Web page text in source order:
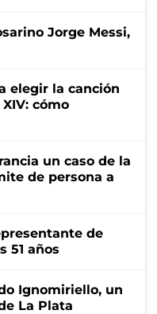
Jorge Messi,
elegir la canción
cómo
un caso de la
de persona a
de
51 años
Ignomiriello, un
La Plata